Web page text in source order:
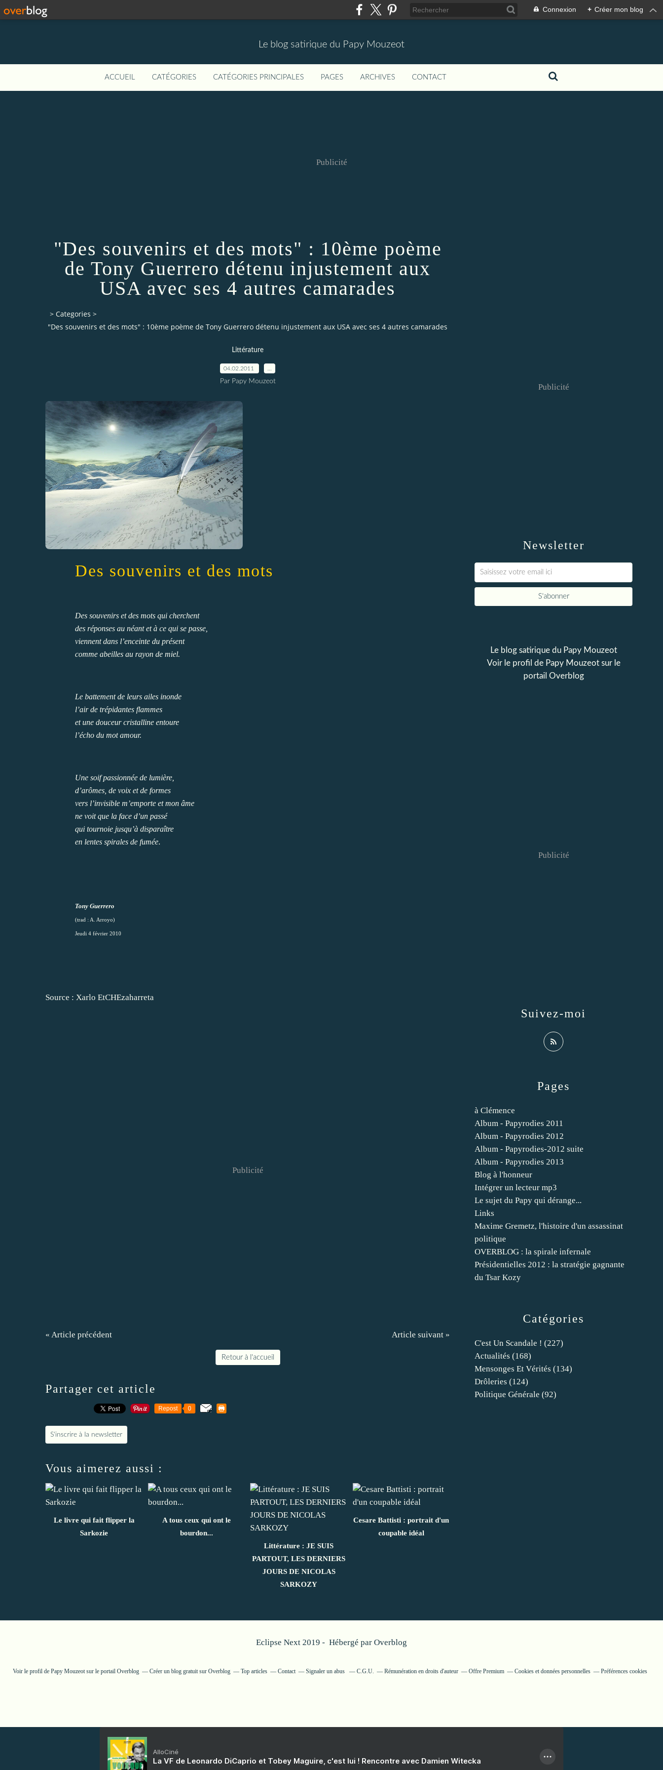
Connexion + Créer mon blog
Le blog satirique du Papy Mouzeot
ACCUEIL CATÉGORIES CATÉGORIES PRINCIPALES PAGES ARCHIVES CONTACT
Publicité
"Des souvenirs et des mots" : 10ème poème
de Tony Guerrero détenu injustement aux
USA avec ses 4 autres camarades
> Categories >
"Des souvenirs et des mots" : 10ème poème de Tony Guerrero détenu injustement aux USA avec ses 4 autres camarades
Littérature
04.02.2011
Par Papy Mouzeot
Des souvenirs et des mots
Des souvenirs et des mots qui cherchent
des réponses au néant et à ce qui se passe,
viennent dans l’enceinte du présent
comme abeilles au rayon de miel.
Le battement de leurs ailes inonde
l’air de trépidantes flammes
et une douceur cristalline entoure
l’écho du mot amour.
Une soif passionnée de lumière,
d’arômes, de voix et de formes
vers l’invisible m’emporte et mon âme
ne voit que la face d’un passé
qui tournoie jusqu’à disparaître
en lentes spirales de fumée.
Tony Guerrero
(trad : A. Arroyo)
Jeudi 4 février 2010
Source : Xarlo EtCHEzaharreta
Publicité
« Article précédent Article suivant »
Retour à l'accueil
Partager cet article
Repost 0
S'inscrire à la newsletter
Vous aimerez aussi :
Le livre qui fait flipper la
Sarkozie
A tous ceux qui ont le
bourdon...
Littérature : JE SUIS
PARTOUT, LES DERNIERS
JOURS DE NICOLAS
SARKOZY
Cesare Battisti : portrait d'un
coupable idéal
Newsletter
Publicité
Catégories
C'est Un Scandale ! (227)
Actualités (168)
Mensonges Et Vérités (134)
Drôleries (124)
Politique Générale (92)
Pages
à Clémence
Album - Papyrodies 2011
Album - Papyrodies 2012
Album - Papyrodies-2012 suite
Album - Papyrodies 2013
Blog à l'honneur
Intégrer un lecteur mp3
Le sujet du Papy qui dérange...
Links
Maxime Gremetz, l'histoire d'un assassinat
politique
OVERBLOG : la spirale infernale
Présidentielles 2012 : la stratégie gagnante
du Tsar Kozy
Le blog satirique du Papy Mouzeot
Voir le profil de Papy Mouzeotsur le
portail Overblog
Suivez-moi
Publicité
Eclipse Next 2019 - Hébergé par Overblog
Voir le profil de Papy Mouzeotsur le portail Overblog Créer un blog gratuit sur Overblog Top articles Contact Signaler un abus C.G.U. Rémunération en droits d'auteur Offre Premium Cookies et données personnelles Préférences cookies
AlloCiné
La VF de Leonardo DiCaprio et Tobey Maguire, c'est lui ! Rencontre avec Damien Witecka